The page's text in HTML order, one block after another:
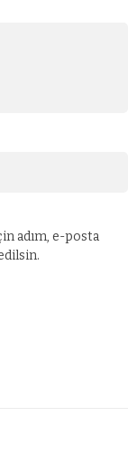
adım, e-posta